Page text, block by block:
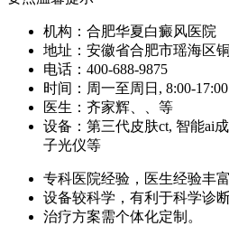
机构：合肥华夏白癜风医院
地址：安徽省合肥市瑶海区
电话：400-688-9875
时间：周一至周日, 8:00-17:00
医生：齐家辉、、等
设备：第三代皮肤ct, 智能ai
子光仪等
专科医院经验，医生经验丰富
设备较科学，有利于科学诊断
治疗方案需个体化定制。